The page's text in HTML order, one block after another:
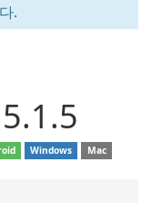
.
Windows Mac